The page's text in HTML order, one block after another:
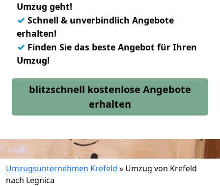
Umzug geht!
✓ Schnell & unverbindlich Angebote
erhalten!
✓ Finden Sie das beste Angebot für Ihren
Umzug!
blitzschnell kostenlose Angebote
erhalten
Umzugsunternehmen Krefeld » Umzug von Krefeld
nach Legnica